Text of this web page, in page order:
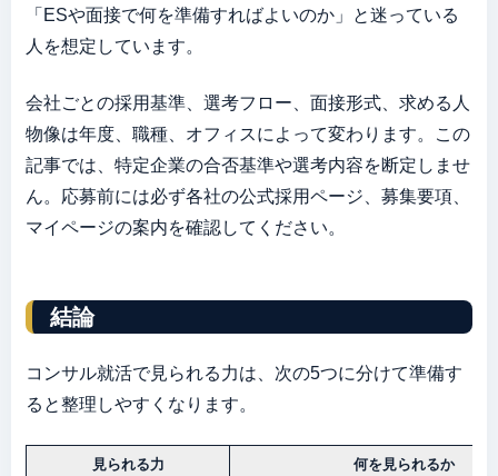
「ESや面接で何を準備すればよいのか」と迷っている
人を想定しています。
会社ごとの採用基準、選考フロー、面接形式、求める人
物像は年度、職種、オフィスによって変わります。この
記事では、特定企業の合否基準や選考内容を断定しませ
ん。応募前には必ず各社の公式採用ページ、募集要項、
マイページの案内を確認してください。
結論
コンサル就活で見られる力は、次の5つに分けて準備す
ると整理しやすくなります。
見られる力 何を見られるか